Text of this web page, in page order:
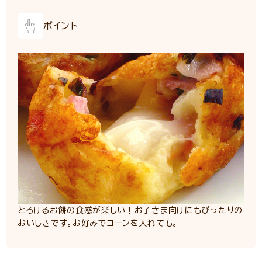
ポイント
とろけるお餅の食感が楽しい！お子さま向けにもぴったりの
おいしさです。お好みでコーンを入れても。